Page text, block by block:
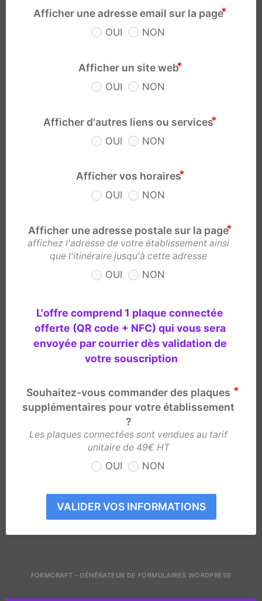
Afficher une adresse email sur la page
OUI NON
Afficher un site web
OUI NON
Afficher d'autres liens ou services
OUI NON
Afficher vos horaires
OUI NON
Afficher une adresse postale sur la page
affichez l'adresse de votre établissement ainsi
que l'itinéraire jusqu'à cette adresse
OUI NON
L'offre comprend 1 plaque connectée
offerte (QR code + NFC) qui vous sera
envoyée par courrier dès validation de
votre souscription
Souhaitez-vous commander des plaques
supplémentaires pour votre établissement
?
Les plaques connectées sont vendues au tarif
unitaire de 49€ HT
OUI NON
VALIDER VOS INFORMATIONS
FORMCRAFT - GÉNÉRATEUR DE FORMULAIRES WORDPRESS